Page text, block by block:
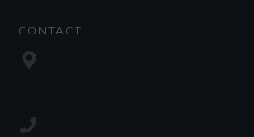
CONTACT